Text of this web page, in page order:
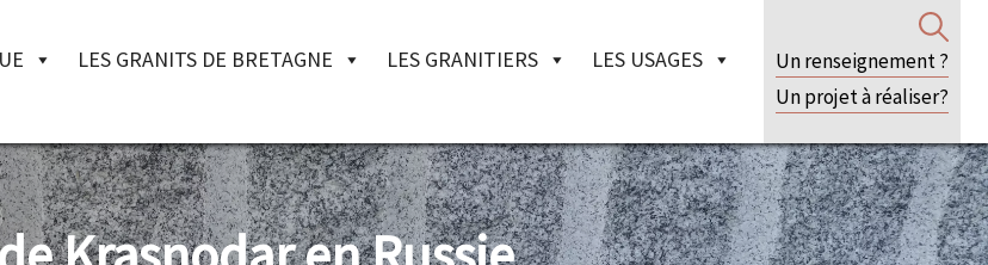
LES GRANITS DE BRETAGNE LES GRANITIERS LES USAGES
Un renseignement ?
Un projet à réaliser?